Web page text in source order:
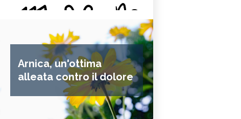
Arnica, un'ottima
alleata contro il dolore